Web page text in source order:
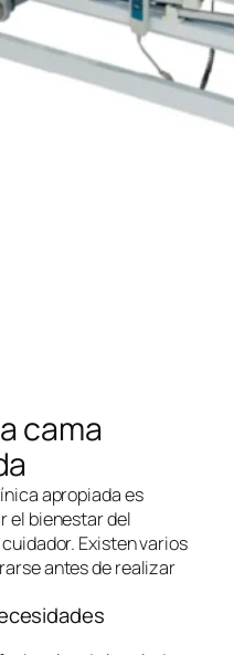
cama
apropiada es
el bienestar del
Existen varios
antes de realizar